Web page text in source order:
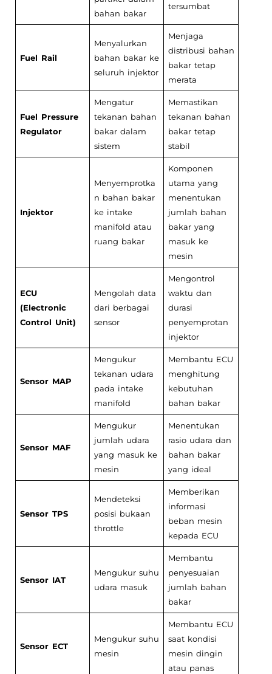
bahan bakar
tersumbat
Fuel Rail
Menyalurkan
bahan bakar ke
seluruh injektor
Menjaga
distribusi bahan
bakar tetap
merata
Fuel Pressure
Regulator
Mengatur
tekanan bahan
bakar dalam
sistem
Memastikan
tekanan bahan
bakar tetap
stabil
Injektor
Menyemprotka
n bahan bakar
ke intake
manifold atau
ruang bakar
Komponen
utama yang
menentukan
jumlah bahan
bakar yang
masuk ke
mesin
ECU
(Electronic
Control Unit)
Mengolah data
dari berbagai
sensor
Mengontrol
waktu dan
durasi
penyemprotan
injektor
Sensor MAP
Mengukur
tekanan udara
pada intake
manifold
Membantu ECU
menghitung
kebutuhan
bahan bakar
Sensor MAF
Mengukur
jumlah udara
yang masuk ke
mesin
Menentukan
rasio udara dan
bahan bakar
yang ideal
Sensor TPS
Mendeteksi
posisi bukaan
throttle
Memberikan
informasi
beban mesin
kepada ECU
Sensor IAT
Mengukur suhu
udara masuk
Membantu
penyesuaian
jumlah bahan
bakar
Sensor ECT
Mengukur suhu
mesin
Membantu ECU
saat kondisi
mesin dingin
atau panas